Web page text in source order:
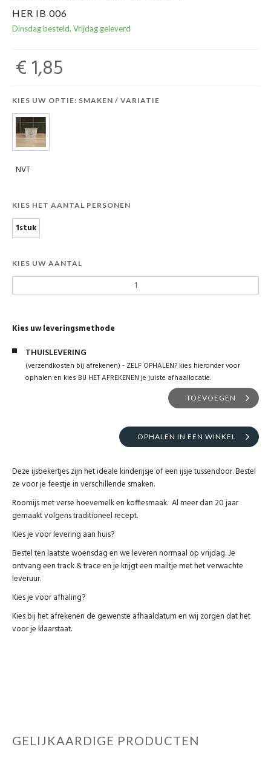
HER IB 006
Dinsdag besteld, Vrijdag geleverd
€ 1,85
KIES UW OPTIE: SMAKEN / VARIATIE
NVT
KIES HET AANTAL PERSONEN
1stuk
KIES UW AANTAL
Kies uw leveringsmethode
THUISLEVERING
(verzendkosten bij afrekenen) - ZELF OPHALEN? kies hieronder voor
ophalen en kies BIJ HET AFREKENEN je juiste afhaallocatie.
TOEVOEGEN
OPHALEN IN EEN WINKEL
Deze ijsbekertjes zijn het ideale kinderijsje of een ijsje tussendoor. Bestel
ze voor je feestje in verschillende smaken.
Roomijs met verse hoevemelk en koffiesmaak. Al meer dan 20 jaar
gemaakt volgens traditioneel recept.
Kies je voor levering aan huis?
Bestel ten laatste woensdag en we leveren normaal op vrijdag. Je
ontvang een track & trace en je krijgt een mailtje met het verwachte
leveruur.
Kies je voor afhaling?
Kies bij het afrekenen de gewenste afhaaldatum en wij zorgen dat het
voor je klaarstaat.
GELIJKAARDIGE PRODUCTEN